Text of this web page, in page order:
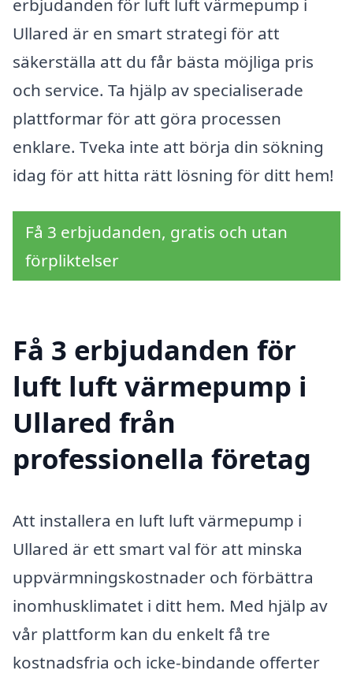
erbjudanden för luft luft värmepump i
Ullared är en smart strategi för att
säkerställa att du får bästa möjliga pris
och service. Ta hjälp av specialiserade
plattformar för att göra processen
enklare. Tveka inte att börja din sökning
idag för att hitta rätt lösning för ditt hem!
Få 3 erbjudanden, gratis och utan
förpliktelser
Få 3 erbjudanden för
luft luft värmepump i
Ullared från
professionella företag
Att installera en luft luft värmepump i
Ullared är ett smart val för att minska
uppvärmningskostnader och förbättra
inomhusklimatet i ditt hem. Med hjälp av
vår plattform kan du enkelt få tre
kostnadsfria och icke-bindande offerter